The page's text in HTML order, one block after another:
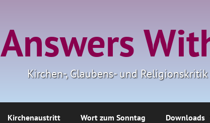
Answers
Kirchen-, Glaubens- und
Kirchenaustritt Wort zum Sonntag Downloads